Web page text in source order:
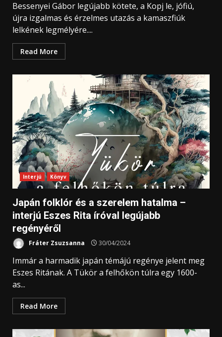
Bessenyei Gábor legújabb kötete, a Kopj le, jófiú,
újra izgalmas és érzelmes utazás a kamaszfiúk
lelkének legmélyére....
Read More
Interjú Könyv
Japán folklór és a szerelem hatalma –
interjú Eszes Rita íróval legújabb
regényéről
Fráter Zsuzsanna 30/04/2024
Immár a harmadik japán témájú regénye jelent meg
Eszes Ritának. A Tükör a felhőkön túlra egy 1600-
as...
Read More